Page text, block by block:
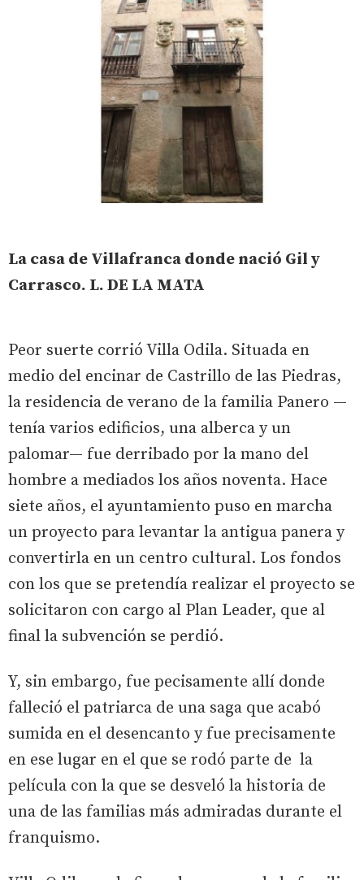
La casa de Villafranca donde nació Gil y
Carrasco. L. DE LA MATA
Peor suerte corrió Villa Odila. Situada en
medio del encinar de Castrillo de las Piedras,
la residencia de verano de la familia Panero —
tenía varios edificios, una alberca y un
palomar— fue derribado por la mano del
hombre a mediados los años noventa. Hace
siete años, el ayuntamiento puso en marcha
un proyecto para levantar la antigua panera y
convertirla en un centro cultural. Los fondos
con los que se pretendía realizar el proyecto se
solicitaron con cargo al Plan Leader, que al
final la subvención se perdió.
Y, sin embargo, fue pecisamente allí donde
falleció el patriarca de una saga que acabó
sumida en el desencanto y fue precisamente
en ese lugar en el que se rodó parte de la
película con la que se desveló la historia de
una de las familias más admiradas durante el
franquismo.